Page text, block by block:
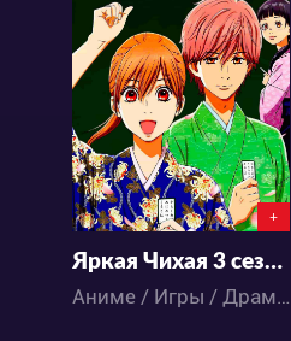
17407
7 15
+
Яркая Чихая 3 сезон
Аниме / Игры / Драма / Повседневность / Спорт / Школа